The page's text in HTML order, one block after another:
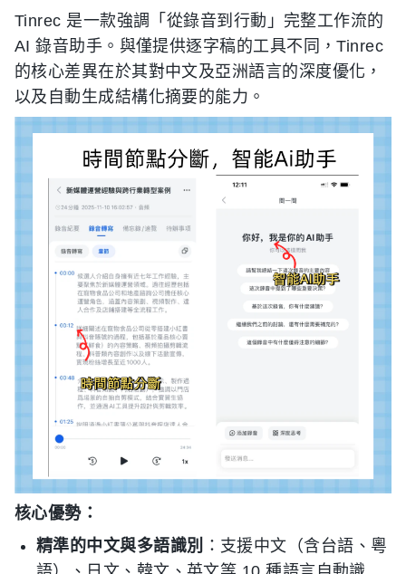
Tinrec 是一款強調「從錄音到行動」完整工作流的
AI 錄音助手。與僅提供逐字稿的工具不同，Tinrec
的核心差異在於其對中文及亞洲語言的深度優化，
以及自動生成結構化摘要的能力。
核心優勢：
精準的中文與多語識別
：支援中文（含台語、粵